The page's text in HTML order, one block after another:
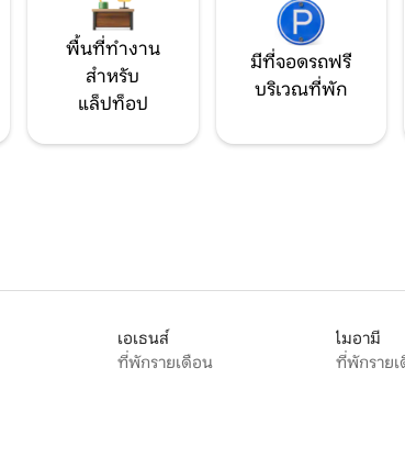
พื้นที่ทำงาน
สำหรับ
แล็ปท็อป
มีที่จอดรถฟรี
บริเวณที่พัก
เอเธนส์
ที่พักรายเดือน
ไมอามี
ที่พักราย